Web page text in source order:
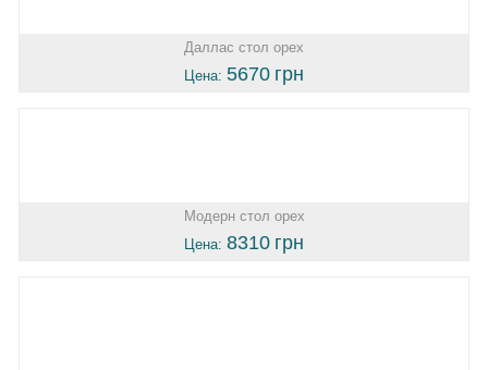
Даллас стол орех
Цена: 5670 грн
Модерн стол орех
Цена: 8310 грн